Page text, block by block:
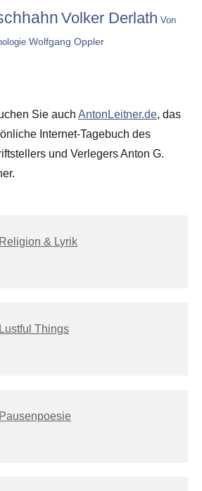
Volker Derlath Von
Wolfgang Oppler
Sie auch AntonLeitner.de, das
Internet-Tagebuch des
und Verlegers Anton G.